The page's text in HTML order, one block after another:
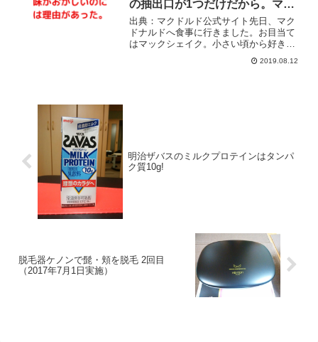
の抽出口が1つだけだから。マク
ドナルドは改善する気なし。
出典：マクドルド公式サイト先日、マク
ドナルドへ食事に行きました。お目当て
はマックシェイク。小さい頃から好きな
んですよね。現在はマックシェイク巨峰
を期間限定で販売中（2019年8月11日現
2019.08.12
明治ザバスのミルクプロテインはタンパ
ク質10g!
脱毛器ケノンで髭・頬を脱毛 2回目
（2017年7月1日実施）